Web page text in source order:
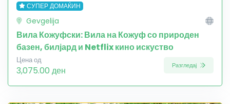
СУПЕР ДОМАЌИН
Gevgelija
Вила Кожуфски: Вила на Кожуф со природен
базен, билјард и Netflix кино искуство
Цена од
3,075.00 ден Разгледај